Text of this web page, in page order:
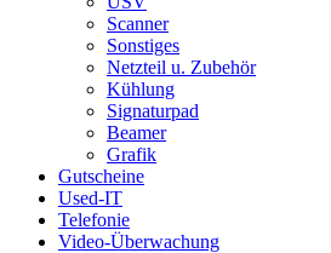
Scanner
Sonstiges
Netzteil u. Zubehör
Kühlung
Signaturpad
Beamer
Grafik
Gutscheine
Used-IT
Telefonie
Video-Überwachung